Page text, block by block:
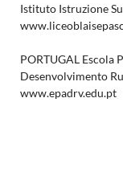
Istituto Istruzione
PORTUGAL Escola
Desenvolvimento
www.epadrv.edu.pt